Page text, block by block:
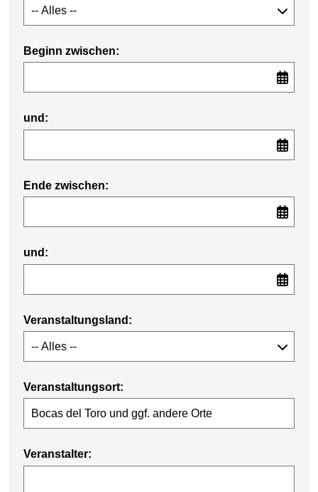
Beginn zwischen:
und:
Ende zwischen:
und:
Veranstaltungsland:
Veranstaltungsort:
Veranstalter: